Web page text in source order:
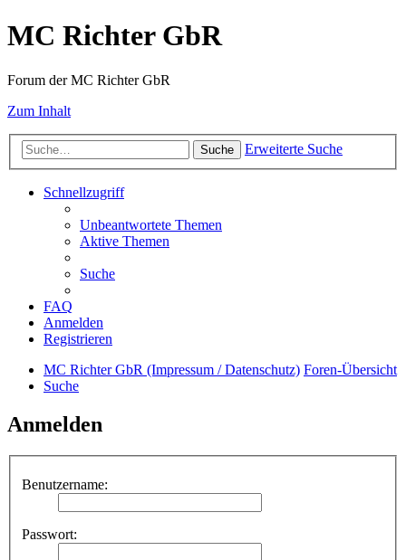
MC Richter GbR
Forum der MC Richter GbR
Zum Inhalt
Suche Erweiterte Suche
Schnellzugriff
Unbeantwortete Themen
Aktive Themen
Suche
FAQ
Anmelden
Registrieren
MC Richter GbR (Impressum / Datenschutz) Foren-Übersicht
Suche
Anmelden
Benutzername:
Passwort: